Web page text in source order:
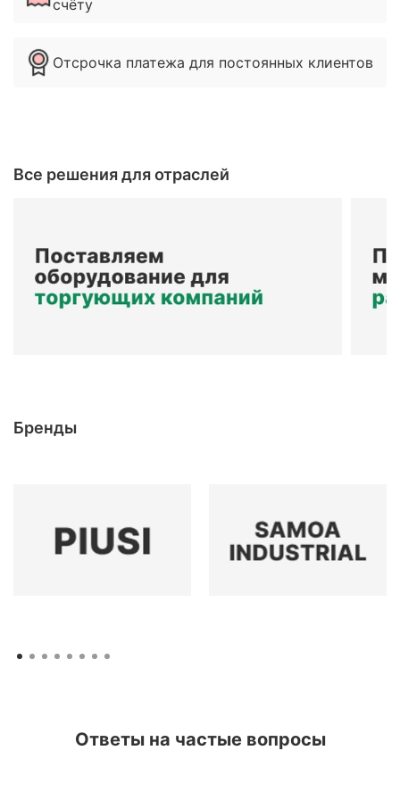
счёту
Отсрочка платежа для постоянных клиентов
Все решения для отраслей
Бренды
Ответы на частые вопросы